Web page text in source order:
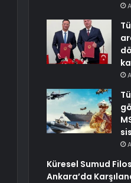
Küresel Sumud
Ankara’da